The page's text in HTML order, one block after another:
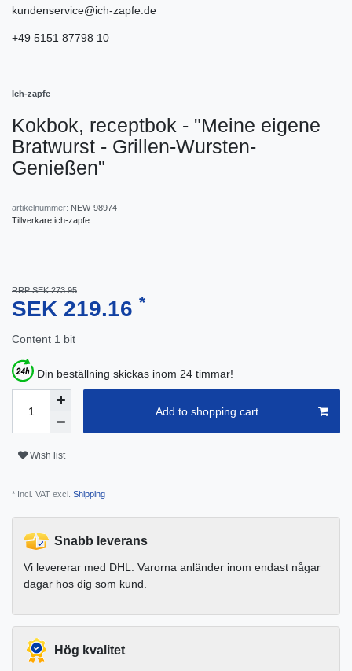
kundenservice@ich-zapfe.de
+49 5151 87798 10
Ich-zapfe
Kokbok, receptbok - "Meine eigene
Bratwurst - Grillen-Wursten-
Genießen"
artikelnummer: NEW-98974
Tillverkare:ich-zapfe
RRP SEK 273.95
SEK 219.16 *
Content 1 bit
Din beställning skickas inom 24 timmar!
Add to shopping cart
Wish list
* Incl. VAT excl. Shipping
Snabb leverans
Vi levererar med DHL. Varorna anländer inom endast någar
dagar hos dig som kund.
Hög kvalitet